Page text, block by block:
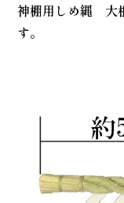
神棚用しめ縄 大
す。